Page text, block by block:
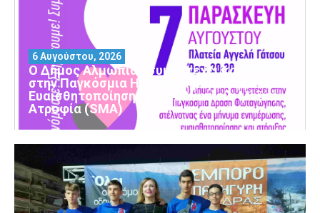
Ο Δήμος Αλμωπίας συμμετέχει και φέτος
στην Παγκόσμια Ημέρα Ενημέρωσης και
Ευαισθητοποίησης για τη Νωτιαία Μυϊκή
Ατροφία (SMA)
6 Αυγούστου, 2026